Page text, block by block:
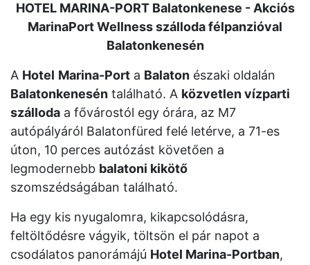
HOTEL MARINA-PORT Balatonkenese - Akciós
MarinaPort Wellness szálloda félpanzióval
Balatonkenesén
A Hotel Marina-Port a Balaton északi oldalán
Balatonkenesén található. A közvetlen vízparti
szálloda a fővárostól egy órára, az M7
autópályáról Balatonfüred felé letérve, a 71-es
úton, 10 perces autózást követően a
legmodernebb balatoni kikötő
szomszédságában található.
Ha egy kis nyugalomra, kikapcsolódásra,
feltöltődésre vágyik, töltsön el pár napot a
csodálatos panorámájú Hotel Marina-Portban,